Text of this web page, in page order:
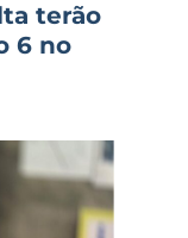
terão
6 no